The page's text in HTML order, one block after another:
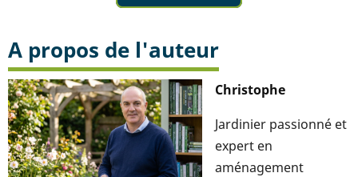
A propos de l'auteur
Christophe
Jardinier passionné et
expert en
aménagement